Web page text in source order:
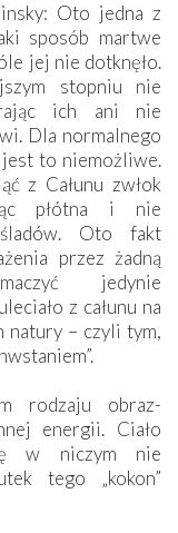
Oto jedna z
sposób martwe
jej nie dotknęło.
stopniu nie
ich ani nie
Dla normalnego
jest to niemożliwe.
z Całunu zwłok
płótna i nie
Oto fakt
przez żadną
jedynie
z całunu na
natury – czyli tym,
rodzaju obraz-
energii. Ciało
w niczym nie
tego „kokon”